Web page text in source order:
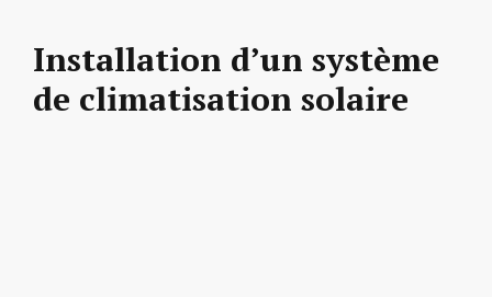
Installation d’un système
de climatisation solaire